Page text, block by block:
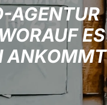
AGENTUR
ES
ANKOMMT